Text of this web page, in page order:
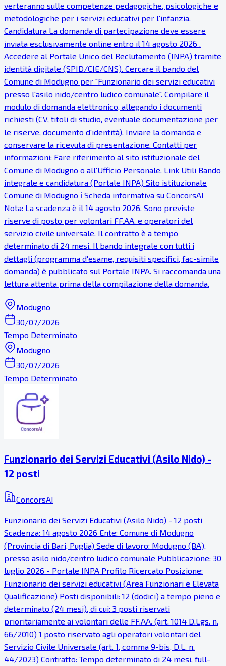
verteranno sulle competenze pedagogiche, psicologiche e
metodologiche per i servizi educativi per l'infanzia.
Candidatura La domanda di partecipazione deve essere
inviata esclusivamente online entro il 14 agosto 2026 .
Accedere al Portale Unico del Reclutamento (INPA) tramite
identità digitale (SPID/CIE/CNS). Cercare il bando del
Comune di Modugno per "Funzionario dei servizi educativi
presso l'asilo nido/centro ludico comunale". Compilare il
modulo di domanda elettronico, allegando i documenti
richiesti (CV, titoli di studio, eventuale documentazione per
le riserve, documento d'identità). Inviare la domanda e
conservare la ricevuta di presentazione. Contatti per
informazioni: Fare riferimento al sito istituzionale del
Comune di Modugno o all'Ufficio Personale. Link Utili Bando
integrale e candidatura (Portale INPA) Sito istituzionale
Comune di Modugno ℹ Scheda informativa su ConcorsAI
Nota: La scadenza è il 14 agosto 2026. Sono previste
riserve di posto per volontari FF.AA. e operatori del
servizio civile universale. Il contratto è a tempo
determinato di 24 mesi. Il bando integrale con tutti i
dettagli (programma d'esame, requisiti specifici, fac-simile
domanda) è pubblicato sul Portale INPA. Si raccomanda una
lettura attenta prima della compilazione della domanda.
Modugno
30/07/2026
Tempo Determinato
Modugno
30/07/2026
Tempo Determinato
Funzionario dei Servizi Educativi (Asilo Nido) -
12 posti
ConcorsAI
Funzionario dei Servizi Educativi (Asilo Nido) - 12 posti
Scadenza: 14 agosto 2026 Ente: Comune di Modugno
(Provincia di Bari, Puglia) Sede di lavoro: Modugno (BA),
presso asilo nido/centro ludico comunale Pubblicazione: 30
luglio 2026 - Portale INPA Profilo Ricercato Posizione:
Funzionario dei servizi educativi (Area Funzionari e Elevata
Qualificazione) Posti disponibili: 12 (dodici) a tempo pieno e
determinato (24 mesi), di cui: 3 posti riservati
prioritariamente ai volontari delle FF.AA. (art. 1014 D.Lgs. n.
66/2010) 1 posto riservato agli operatori volontari del
Servizio Civile Universale (art. 1, comma 9-bis, D.L. n.
44/2023) Contratto: Tempo determinato di 24 mesi, full-